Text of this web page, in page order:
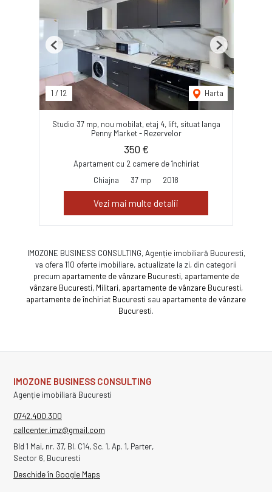
1 / 12 Harta
Previous Next
Studio 37 mp, nou mobilat, etaj 4, lift, situat langa
Penny Market - Rezervelor
350 €
Apartament cu 2 camere de închiriat
Chiajna
37 mp 2018
Vezi mai multe detalii
IMOZONE BUSINESS CONSULTING, Agenție imobiliară Bucuresti,
va ofera 110 oferte imobiliare, actualizate la zi, din categorii
precum apartamente de vânzare Bucuresti, apartamente de
vânzare Bucuresti, Militari, apartamente de vânzare Bucuresti,
apartamente de închiriat Bucuresti sau apartamente de vânzare
Bucuresti.
IMOZONE BUSINESS CONSULTING
Agenție imobiliară Bucuresti
0742.400.300
callcenter.imz@gmail.com
Bld 1 Mai, nr. 37, Bl. C14, Sc. 1, Ap. 1, Parter,
Sector 6, Bucuresti
Deschide în Google Maps